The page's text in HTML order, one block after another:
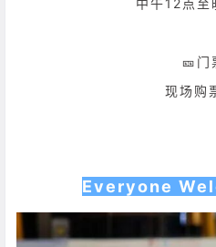
🎫门
现场购
Everyone